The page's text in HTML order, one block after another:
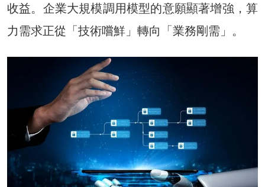
收益。企業大規模調用模型的意願顯著增強，算
力需求正從「技術嚐鮮」轉向「業務剛需」。